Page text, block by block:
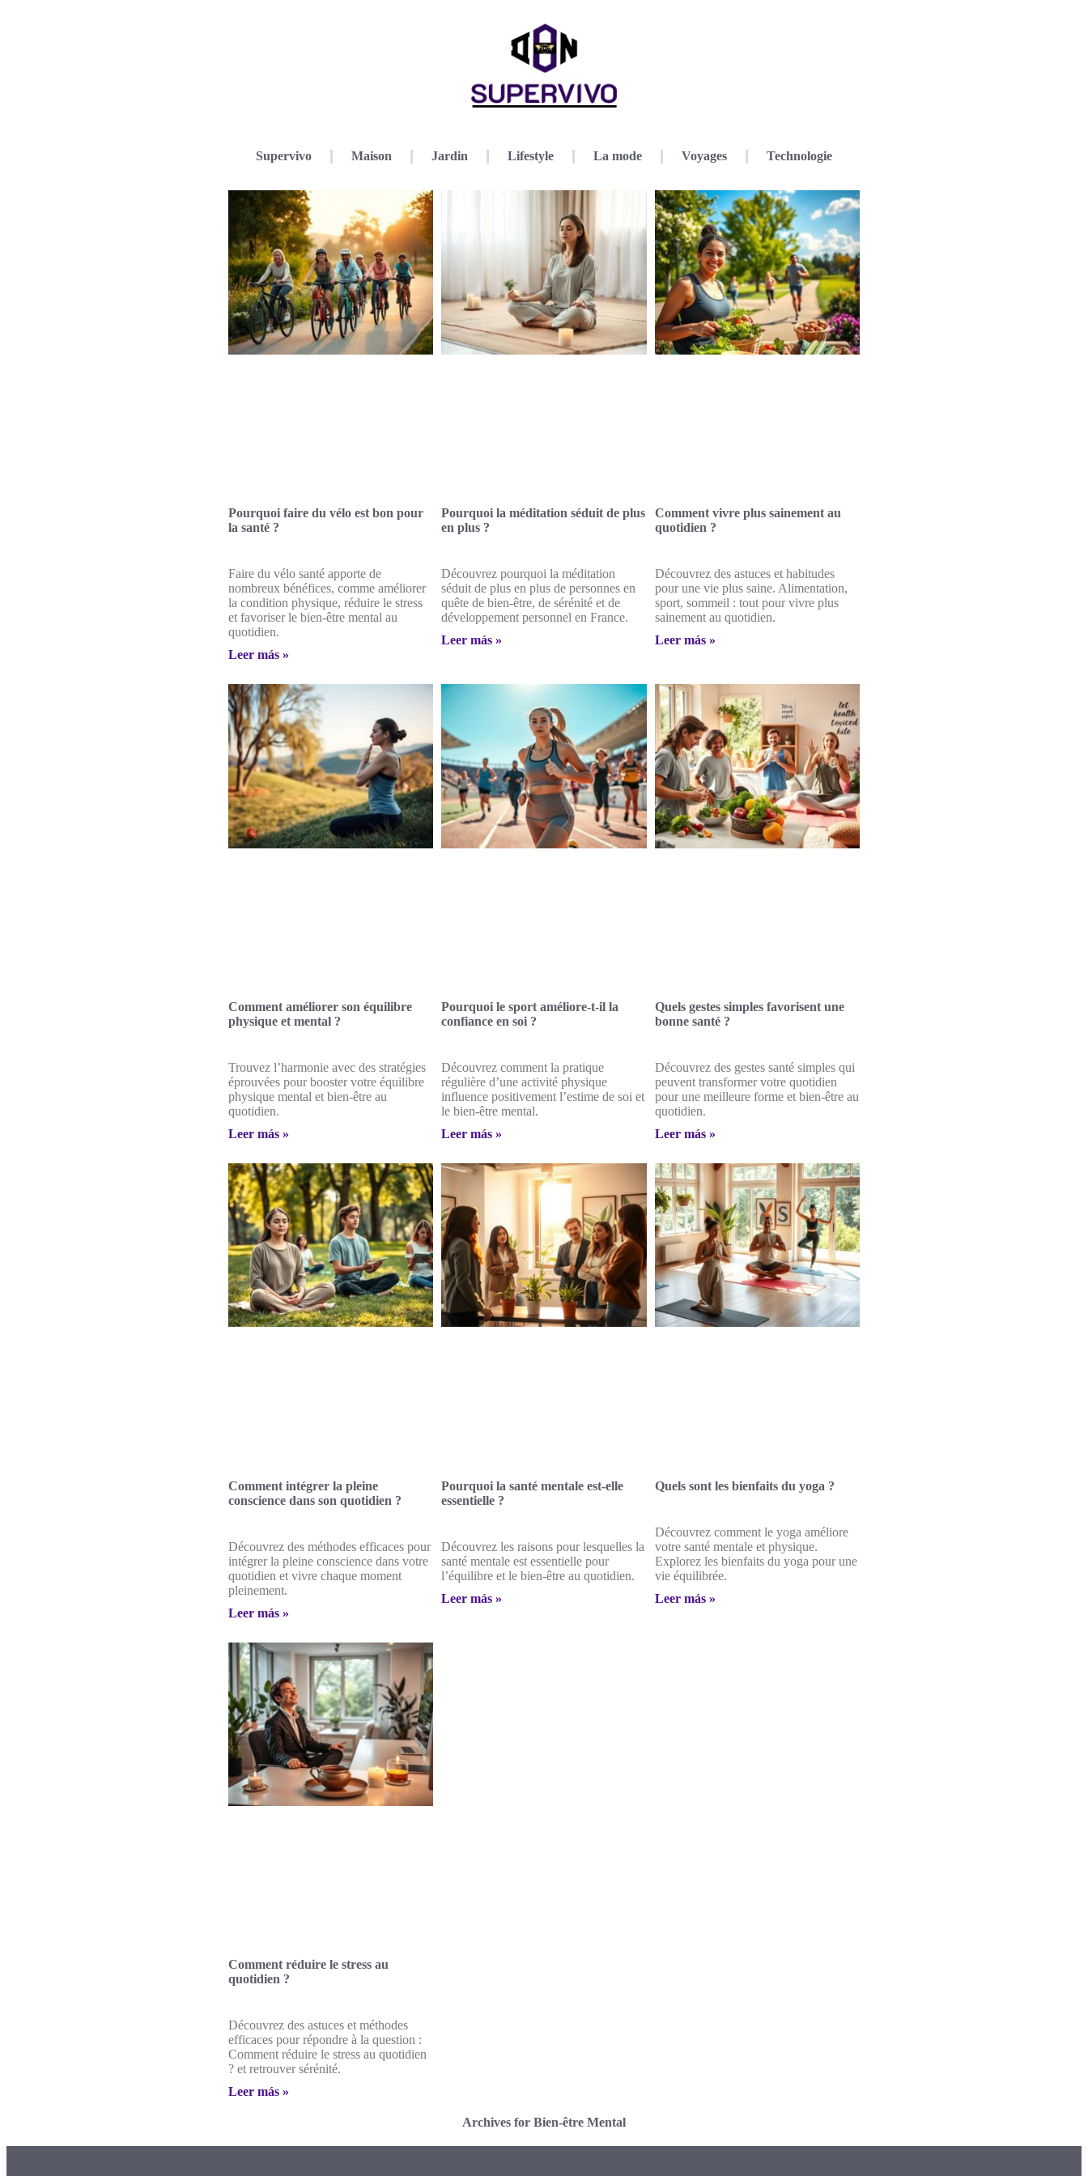
Supervivo Maison Jardin Lifestyle La mode Voyages Technologie
Pourquoi faire du vélo est bon pour
la santé ?
Faire du vélo santé apporte de
nombreux bénéfices, comme améliorer
la condition physique, réduire le stress
et favoriser le bien-être mental au
quotidien.
Leer más »
Pourquoi la méditation séduit de plus
en plus ?
Découvrez pourquoi la méditation
séduit de plus en plus de personnes en
quête de bien-être, de sérénité et de
développement personnel en France.
Leer más »
Comment vivre plus sainement au
quotidien ?
Découvrez des astuces et habitudes
pour une vie plus saine. Alimentation,
sport, sommeil : tout pour vivre plus
sainement au quotidien.
Leer más »
Comment améliorer son équilibre
physique et mental ?
Trouvez l’harmonie avec des stratégies
éprouvées pour booster votre équilibre
physique mental et bien-être au
quotidien.
Leer más »
Pourquoi le sport améliore-t-il la
confiance en soi ?
Découvrez comment la pratique
régulière d’une activité physique
influence positivement l’estime de soi et
le bien-être mental.
Leer más »
Quels gestes simples favorisent une
bonne santé ?
Découvrez des gestes santé simples qui
peuvent transformer votre quotidien
pour une meilleure forme et bien-être au
quotidien.
Leer más »
Comment intégrer la pleine
conscience dans son quotidien ?
Découvrez des méthodes efficaces pour
intégrer la pleine conscience dans votre
quotidien et vivre chaque moment
pleinement.
Leer más »
Pourquoi la santé mentale est-elle
essentielle ?
Découvrez les raisons pour lesquelles la
santé mentale est essentielle pour
l’équilibre et le bien-être au quotidien.
Leer más »
Quels sont les bienfaits du yoga ?
Découvrez comment le yoga améliore
votre santé mentale et physique.
Explorez les bienfaits du yoga pour une
vie équilibrée.
Leer más »
Comment réduire le stress au
quotidien ?
Découvrez des astuces et méthodes
efficaces pour répondre à la question :
Comment réduire le stress au quotidien
? et retrouver sérénité.
Leer más »
Archives for Bien-être Mental